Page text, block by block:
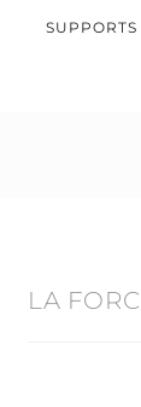
SUPPORTS
LA